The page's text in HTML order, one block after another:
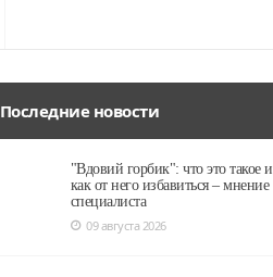
Последние новости
"Вдовий горбик": что это такое и
как от него избавиться – мнение
специалиста
09 августа 2026